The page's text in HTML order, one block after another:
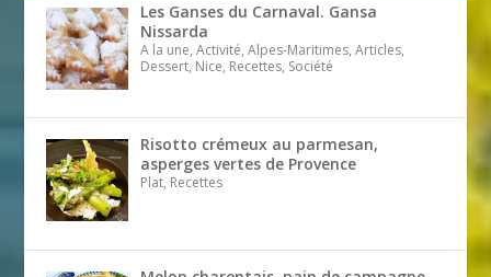
Les Ganses du Carnaval. Gansa
Nissarda
A la une, Activité, Alpes-Maritimes, Articles,
Dessert, Nice, Recettes, Société
Risotto crémeux au parmesan,
asperges vertes de Provence
Plat, Recettes